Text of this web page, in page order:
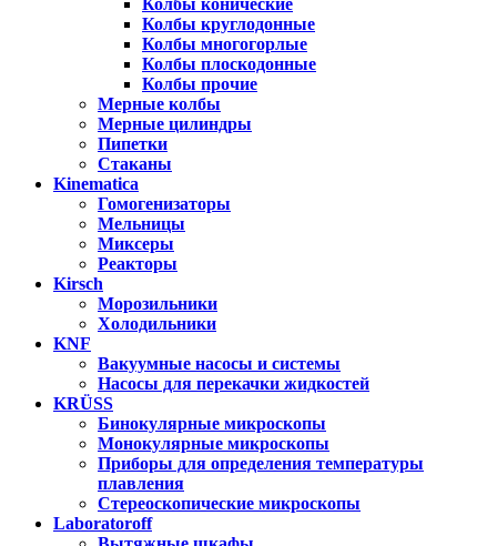
Колбы конические
Колбы круглодонные
Колбы многогорлые
Колбы плоскодонные
Колбы прочие
Мерные колбы
Мерные цилиндры
Пипетки
Стаканы
Kinematica
Гомогенизаторы
Мельницы
Миксеры
Реакторы
Kirsch
Морозильники
Холодильники
KNF
Вакуумные насосы и системы
Насосы для перекачки жидкостей
KRÜSS
Бинокулярные микроскопы
Монокулярные микроскопы
Приборы для определения температуры
плавления
Стереоскопические микроскопы
Laboratoroff